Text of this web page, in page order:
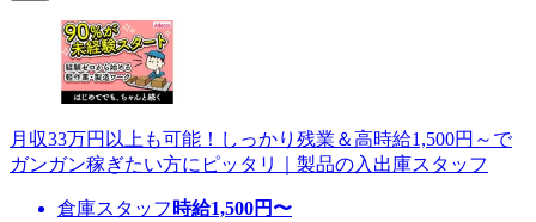
月収33万円以上も可能！しっかり残業＆高時給1,500円～で
ガンガン稼ぎたい方にピッタリ｜製品の入出庫スタッフ
倉庫スタッフ 時給1,500円〜